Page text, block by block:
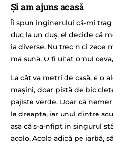
Și am ajuns acasă
Îi spun inginerului că-mi
duc la un duș, el decide că
ia diverse. Nu trec nici zece
mă sună. O fi uitat omul
La câțiva metri de casă, e o
mașini, doar pistă de
pajiște verde. Doar că
la dreapta, iar unul dintre
așa că s-a-nfipt în singurul
acolo. Acolo adică pe iarbă,